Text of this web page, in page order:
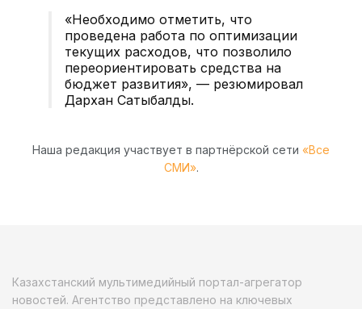
«Необходимо отметить, что
проведена работа по оптимизации
текущих расходов, что позволило
переориентировать средства на
бюджет развития», — резюмировал
Дархан Сатыбалды.
Наша редакция участвует в партнёрской сети «Все
СМИ».
Казахстанский мультимедийный портал-агрегатор
новостей. Агентство представлено на ключевых